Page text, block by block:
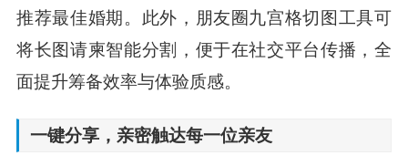
推荐最佳婚期。此外，朋友圈九宫格切图工具可
将长图请柬智能分割，便于在社交平台传播，全
面提升筹备效率与体验质感。
一键分享，亲密触达每一位亲友